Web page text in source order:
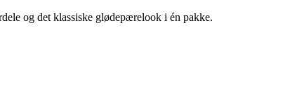
og det klassiske glødepærelook i én pakke.